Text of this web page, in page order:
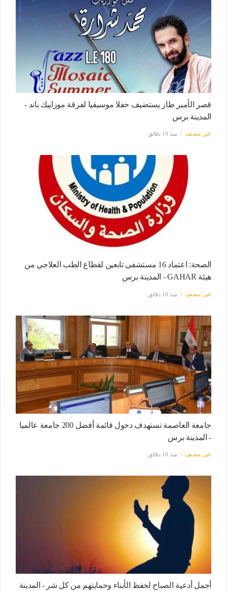
قصر الأمير طاز يستضيف حفلا موسيقيا لفرقة موزاييك باند -
المدينة برس
غير مصنف منذ 10 دقائق
الصحة: اعتماد 16 مستشفى تابعين لقطاع الطب العلاجي من
هيئة GAHAR - المدينة برس
غير مصنف منذ 10 دقائق
جامعة العاصمة تستهدف دخول قائمة أفضل 200 جامعة عالميا
- المدينة برس
غير مصنف منذ 10 دقائق
أجمل أدعية الصباح لحفظ الأبناء وحمايتهم من كل شر - المدينة